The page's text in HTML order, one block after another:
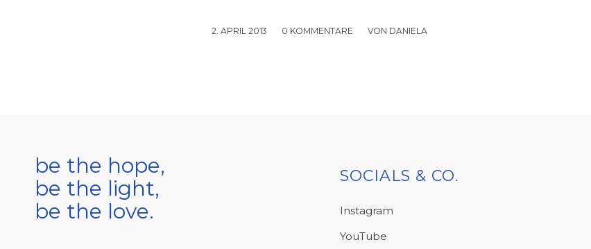
2. APRIL 2013
/ 0 KOMMENTARE
/ VON DANIELA
be the hope,
be the light,
be the love.
SOCIALS & CO.
Instagram
YouTube